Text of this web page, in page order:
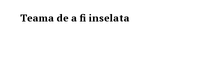
Teama de a fi inselata